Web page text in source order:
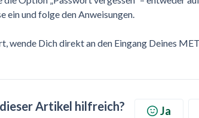
ein und folge den Anweisungen.
wende Dich direkt an den Eingang Deines
Artikel hilfreich? Ja